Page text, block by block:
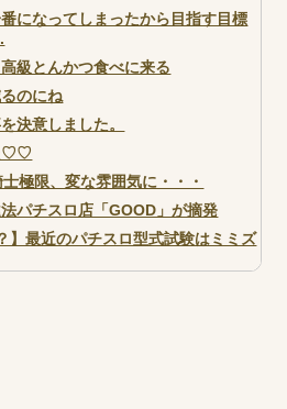
になってしまったから目指す目標
級とんかつ食べに来る
のにね
決意しました。
♡♡
極限、変な雰囲気に・・・
パチスロ店「GOOD」が摘発
】最近のパチスロ型式試験はミミズ